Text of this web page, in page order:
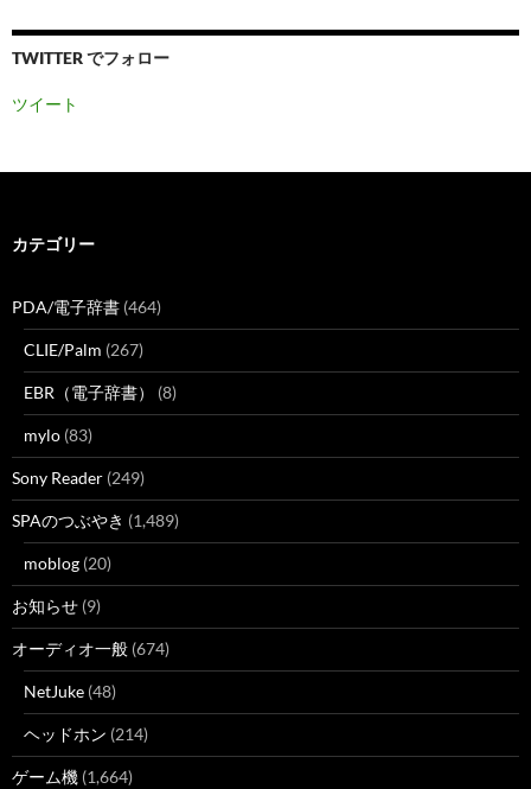
TWITTER でフォロー
ツイート
カテゴリー
PDA/電子辞書 (464)
CLIE/Palm (267)
EBR（電子辞書） (8)
mylo (83)
Sony Reader (249)
SPAのつぶやき (1,489)
moblog (20)
お知らせ (9)
オーディオ一般 (674)
NetJuke (48)
ヘッドホン (214)
ゲーム機 (1,664)